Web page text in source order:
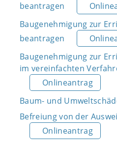
beantragen
Baugenehmigung zur
beantragen
Baugenehmigung zur
im vereinfachten
Onlineantrag
Baum- und
Befreiung von der
Onlineantrag